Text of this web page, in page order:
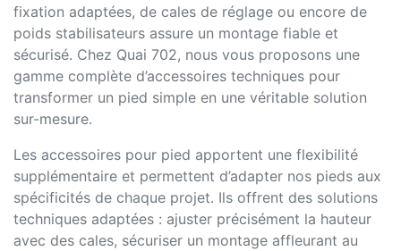
fixation adaptées, de cales de réglage ou encore de
poids stabilisateurs assure un montage fiable et
sécurisé. Chez Quai 702, nous vous proposons une
gamme complète d’accessoires techniques pour
transformer un pied simple en une véritable solution
sur-mesure.
Les accessoires pour pied apportent une flexibilité
supplémentaire et permettent d’adapter nos pieds aux
spécificités de chaque projet. Ils offrent des solutions
techniques adaptées : ajuster précisément la hauteur
avec des cales, sécuriser un montage affleurant au